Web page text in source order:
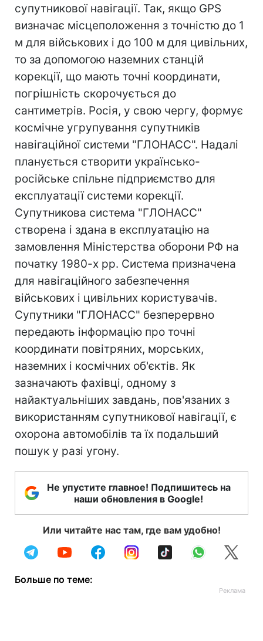
супутникової навігації. Так, якщо GPS
визначає місцеположення з точністю до 1
м для військових і до 100 м для цивільних,
то за допомогою наземних станцій
корекції, що мають точні координати,
погрішність скорочується до
сантиметрів. Росія, у свою чергу, формує
космічне угрупування супутників
навігаційної системи "ГЛОНАСС". Надалі
планується створити українсько-
російське спільне підприємство для
експлуатації системи корекції.
Супутникова система "ГЛОНАСС"
створена і здана в експлуатацію на
замовлення Міністерства оборони РФ на
початку 1980-х рр. Система призначена
для навігаційного забезпечення
військових і цивільних користувачів.
Супутники "ГЛОНАСС" безперервно
передають інформацію про точні
координати повітряних, морських,
наземних і космічних об'єктів. Як
зазначають фахівці, одному з
найактуальніших завдань, пов'язаних з
використанням супутникової навігації, є
охорона автомобілів та їх подальший
пошук у разі угону.
Не упустите главное! Подпишитесь на
наши обновления в Google!
Или читайте нас там, где вам удобно!
Больше по теме: